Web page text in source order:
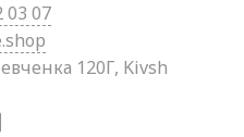
03 07
120Г, Kivsh